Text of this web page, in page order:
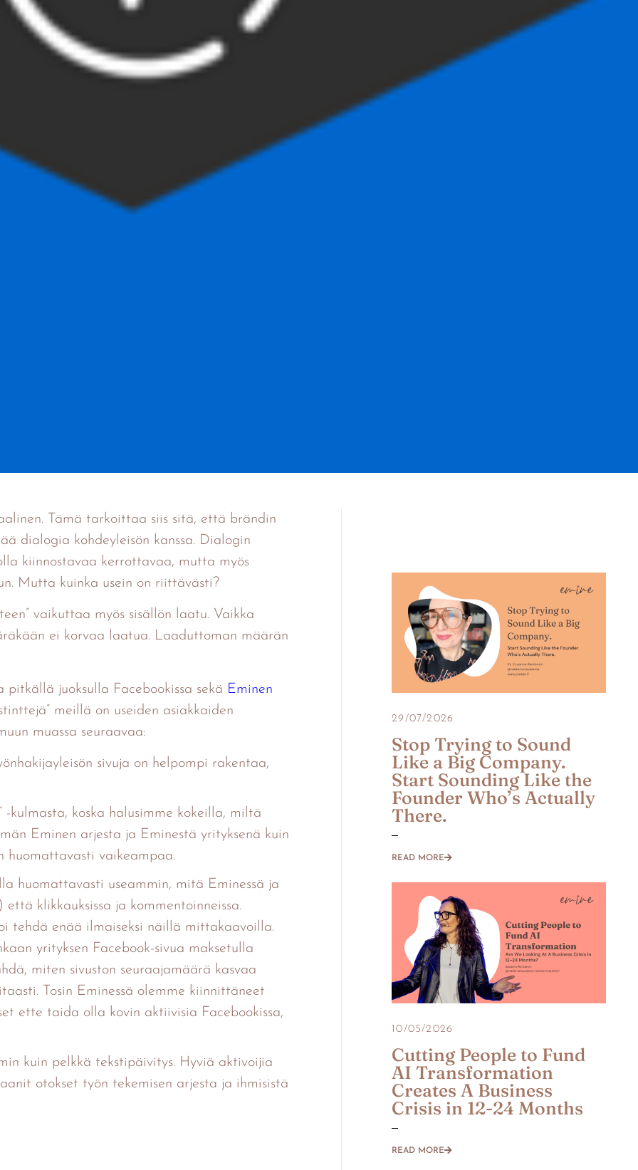
Tämä tarkoittaa siis sitä, että brändin
dialogia kohdeyleisön kanssa. Dialogin
kiinnostavaa kerrottavaa, mutta myös
Mutta kuinka usein on riittävästi?
vaikuttaa myös sisällön laatu. Vaikka
ei korvaa laatua. Laaduttoman määrän
juoksulla Facebookissa sekä Eminen
meillä on useiden asiakkaiden
muassa seuraavaa:
sivuja on helpompi rakentaa,
-kulmasta, koska halusimme kokeilla, miltä
Eminen arjesta ja Eminestä yrityksenä kuin
huomattavasti vaikeampaa.
huomattavasti useammin, mitä Eminessä ja
klikkauksissa ja kommentoinneissa.
tehdä enää ilmaiseksi näillä mittakaavoilla.
yrityksen Facebook-sivua maksetulla
miten sivuston seuraajamäärä kasvaa
Tosin Eminessä olemme kiinnittäneet
ette taida olla kovin aktiivisia Facebookissa,
kuin pelkkä tekstipäivitys. Hyviä aktivoijia
otokset työn tekemisen arjesta ja ihmisistä
29/07/2026
Stop Trying to Sound
Like a Big Company.
Start Sounding Like the
Founder Who’s Actually
There.
READ MORE
10/05/2026
Cutting People to Fund
AI Transformation
Creates A Business
Crisis in 12-24 Months
READ MORE